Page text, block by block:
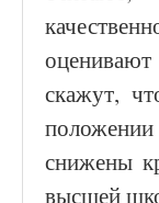
скажут,
снижены
высшей